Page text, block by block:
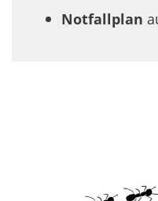
Notfallplan